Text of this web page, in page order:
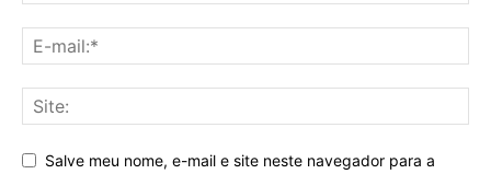
Salve meu nome, e-mail e site neste navegador para a